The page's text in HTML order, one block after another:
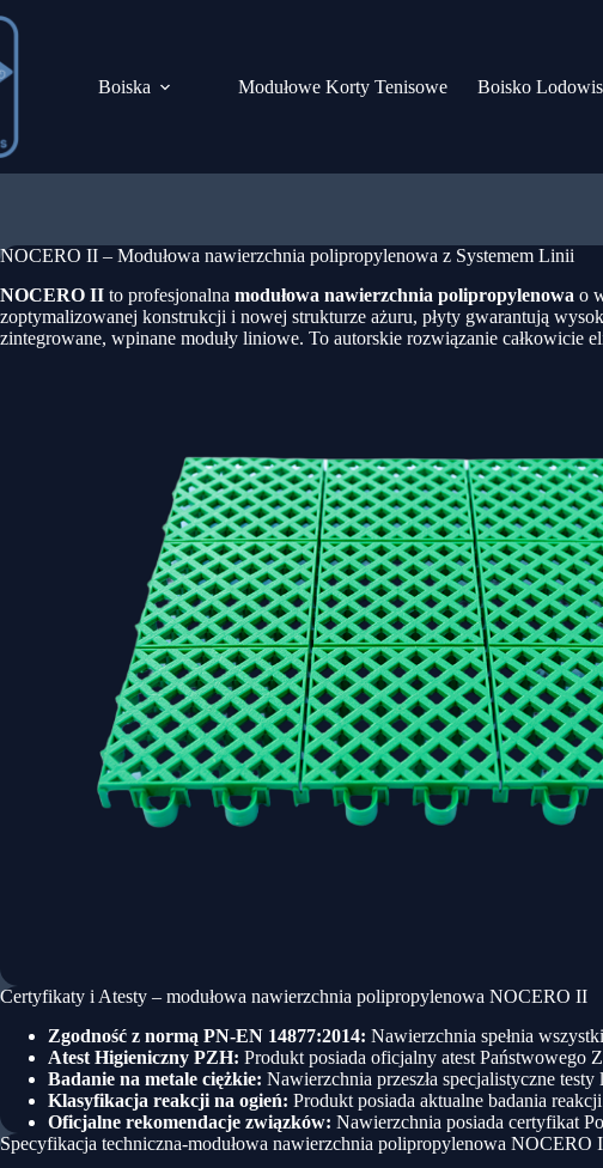
do
Boiska
Modułowe Korty Tenisowe Boisko
NOCERO II – Modułowa nawierzchnia polipropylenowa z Systemem Linii
NOCERO II to profesjonalna modułowa nawierzchnia polipropylenowa o
zoptymalizowanej konstrukcji i nowej strukturze ażuru, płyty gwarantują
zintegrowane, wpinane moduły liniowe. To autorskie rozwiązanie
Certyfikaty i Atesty – modułowa nawierzchnia polipropylenowa NOCERO II
Zgodność z normą PN-EN 14877:2014: Nawierzchnia spełnia
Atest Higieniczny PZH: Produkt posiada oficjalny atest Państwowego
Badanie na metale ciężkie: Nawierzchnia przeszła specjalistyczne
Klasyfikacja reakcji na ogień: Produkt posiada aktualne badania
Oficjalne rekomendacje związków: Nawierzchnia posiada certyfikat
Specyfikacja techniczna-modułowa nawierzchnia polipropylenowa NOCERO